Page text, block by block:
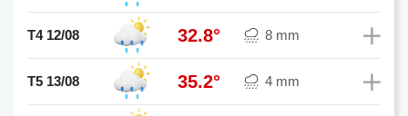
T4 12/08 32.8° 8 mm
T5 13/08 35.2° 4 mm